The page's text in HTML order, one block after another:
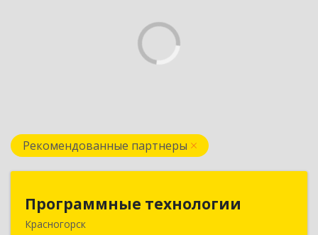
Рекомендованные партнеры
Программные технологии
Красногорск
143408, Московская обл, Красногорский р-н,